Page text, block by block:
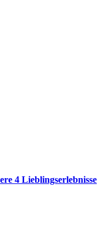
4 Lieblingserlebnisse